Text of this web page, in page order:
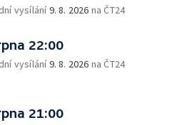
vysílání9. 8. 2026 na ČT24
22:00
vysílání9. 8. 2026 na ČT24
21:00